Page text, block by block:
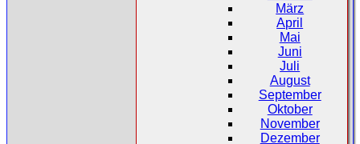
März
April
Mai
Juni
Juli
August
September
Oktober
November
Dezember